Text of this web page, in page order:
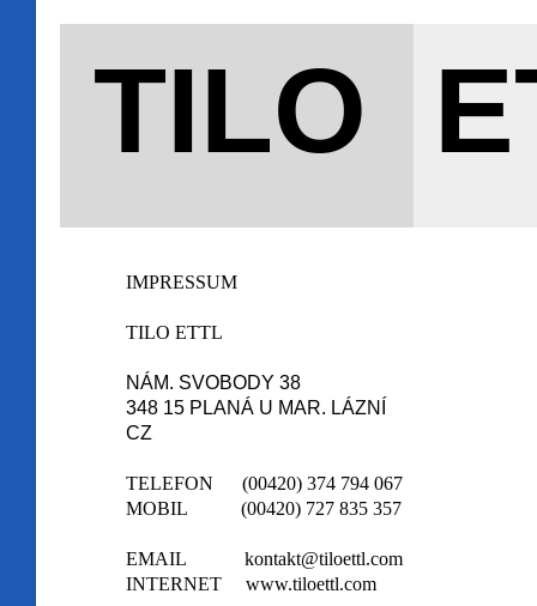
TILO
IMPRESSUM
TILO ETTL
NÁM. SVOBODY 38
348 15 PLANÁ U MAR. LÁZNÍ
CZ
TELEFON
(00420) 374 794 067
MOBIL
(00420) 727 835 357
EMAIL
kontakt@tiloettl.com
INTERNET
www.tiloettl.com